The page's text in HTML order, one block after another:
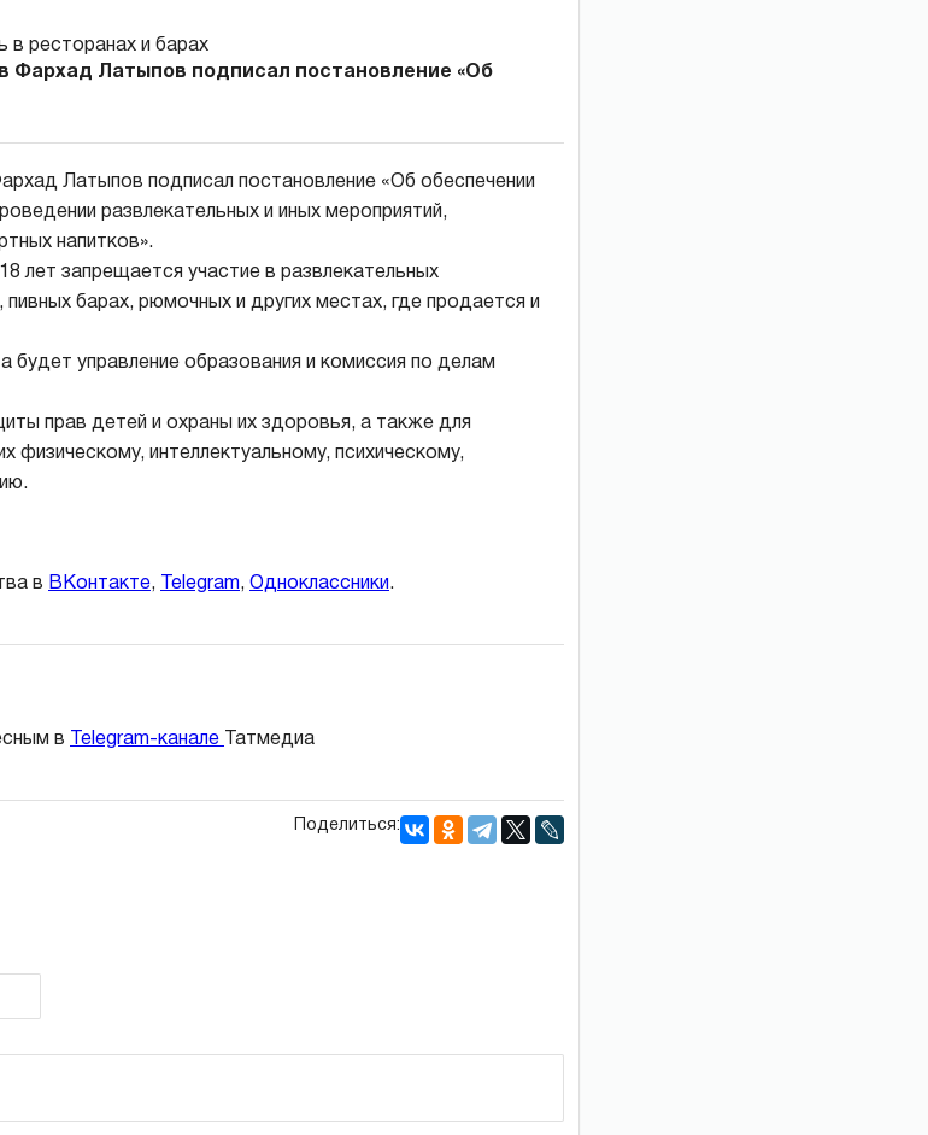
Фархад Латыпов подписал постановление «Об
Латыпов подписал постановление «Об обеспечении
развлекательных и иных мероприятий,
напитков».
лет запрещается участие в развлекательных
барах, рюмочных и других местах, где продается и
будет управление образования и комиссия по делам
прав детей и охраны их здоровья, а также для
физическому, интеллектуальному, психическому,
в ВКонтакте, Telegram, Одноклассники.
в Telegram-канале Татмедиа
Поделиться: